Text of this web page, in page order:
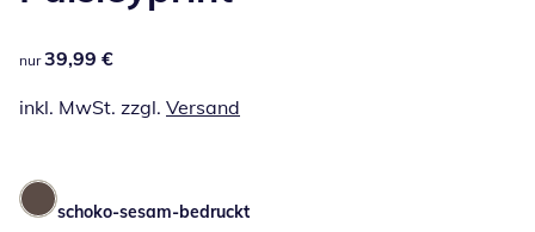
39,99 €
nur 39,99 €
inkl. MwSt. zzgl. Versand
schoko-sesam-bedruckt